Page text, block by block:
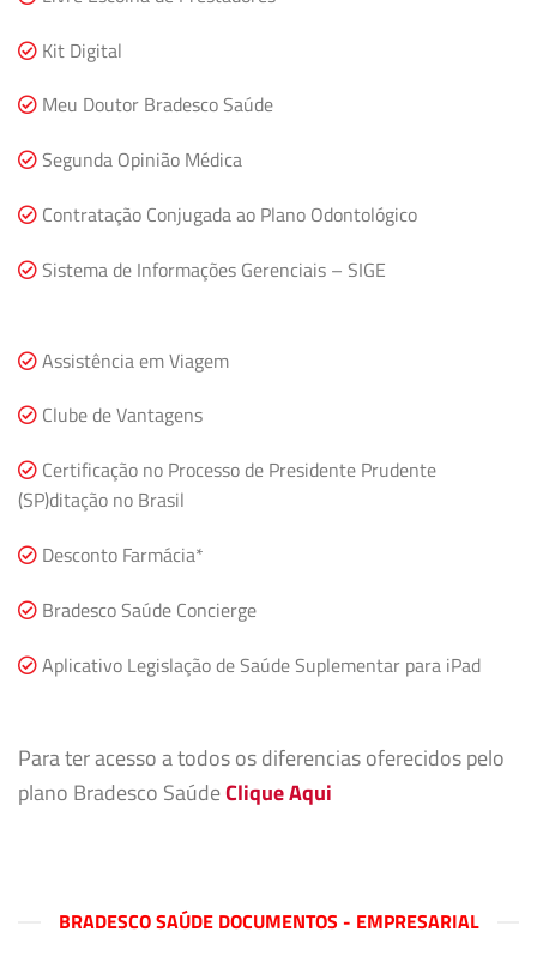
Kit Digital
Meu Doutor Bradesco Saúde
Segunda Opinião Médica
Contratação Conjugada ao Plano Odontológico
Sistema de Informações Gerenciais – SIGE
Assistência em Viagem
Clube de Vantagens
Certificação no Processo de Presidente Prudente
(SP)ditação no Brasil
Desconto Farmácia*
Bradesco Saúde Concierge
Aplicativo Legislação de Saúde Suplementar para iPad
Para ter acesso a todos os diferencias oferecidos pelo
plano Bradesco SaúdeClique Aqui
BRADESCO SAÚDE DOCUMENTOS - EMPRESARIAL